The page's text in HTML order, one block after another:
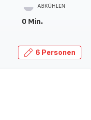
ABKÜHLEN
0 Min.
6 Personen